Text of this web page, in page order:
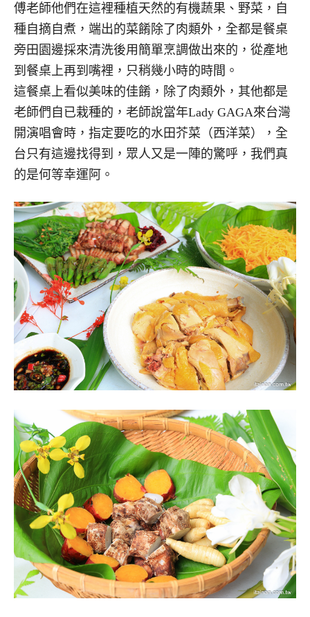
傅老師他們在這裡種植天然的有機蔬果、野菜，自
種自摘自煮，端出的菜餚除了肉類外，全都是餐桌
旁田園邊採來清洗後用簡單烹調做出來的，從產地
到餐桌上再到嘴裡，只稍幾小時的時間。
這餐桌上看似美味的佳餚，除了肉類外，其他都是
老師們自已栽種的，老師說當年Lady GAGA來台灣
開演唱會時，指定要吃的水田芥菜（西洋菜），全
台只有這邊找得到，眾人又是一陣的驚呼，我們真
的是何等幸運阿。